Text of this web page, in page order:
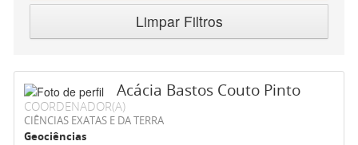
Limpar Filtros
Acácia Bastos Couto Pinto
COORDENADOR(A)
CIÊNCIAS EXATAS E DA TERRA
Geociências